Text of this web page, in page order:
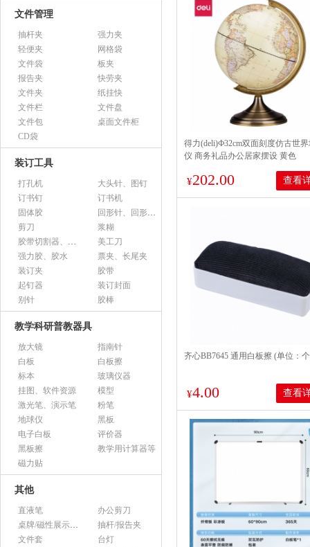
文件管理
抽杆夹
强力夹
轻便夹
网格袋
文件袋
板夹
报告夹
快劳夹
文件夹
纸挂快
文件栏
文件盘
文件包
桌面文件柜
CD袋
装订工具
打孔机
大头针、图钉
订书钉
订书机
固体胶
回形针、回形针盒
剪刀
浆糊
胶带切割器、胶带座、封箱器
美工刀
强力胶、胶水
票夹、长尾夹
装订夹
胶带
起钉器
装订封面
别针
胶棒
教学科研普教器具
放大镜
指南针
白板
白板擦
标本
玻璃仪器
挂图、软件资源
模型
激光笔、演示笔
粉笔
地球仪
黑板
电子白板
评价器
黑板擦
教学用计算器等
磁力贴
其他
直液笔
办公剪刀
桌牌/磁性展示帖/证件框
抽杆/报告夹
文件套
台灯
得力(deli)Ф32cm双面刻度仿古世
仪 商务礼品办公居家摆设 黄色
¥202.00 查看
齐心BB7645 通用白板擦 (单位：
¥4.00 查看